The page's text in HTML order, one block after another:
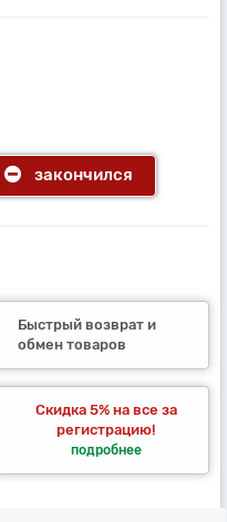
закончился
Быстрый возврат и
обмен товаров
Скидка 5% на все за
регистрацию!
подробнее